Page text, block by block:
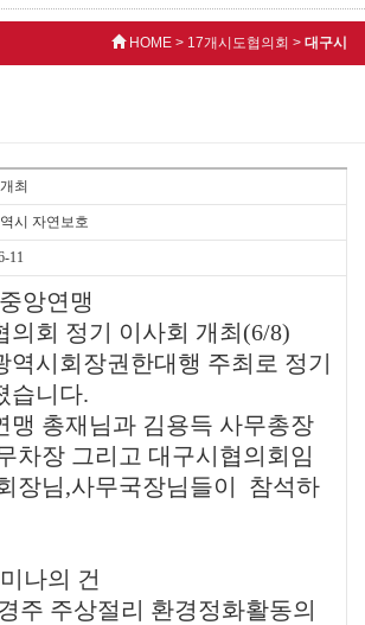
HOME > 17개시도협의회 > 대구시
최
시 자연보호
11
앙연맹
의회 정기 이사회 개최 (6/8)
역시회장권한대행 주최로 정기
습니다.
맹 총재님과 김용득 사무총장
차장 그리고 대구시협의회임
장님,사무국장님들이
참석하
나의 건
주 주상절리 환경정화활동의